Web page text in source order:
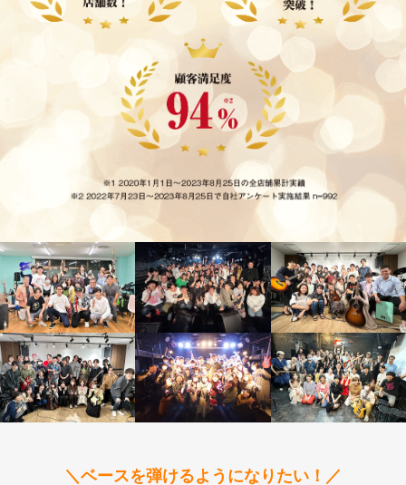
＼ベースを弾けるようになりたい！／